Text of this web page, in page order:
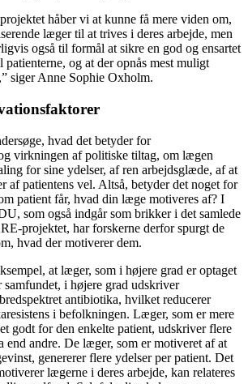
håber vi at kunne få mere viden om,
læger til at trives i deres arbejde, men
også til formål at sikre en god og ensartet
og at der opnås mest muligt
siger Anne Sophie Oxholm.
hvad det betyder for
virkningen af politiske tiltag, om lægen
for sine ydelser, af ren arbejdsglæde, af at
af patientens vel. Altså, betyder det noget for
patient får, hvad din læge motiveres af? I
som også indgår som brikker i det samlede
projektet, har forskerne derfor spurgt de
hvad der motiverer dem.
at læger, som i højere grad er optaget
samfundet, i højere grad udskriver
antibiotika, hvilket reducerer
i befolkningen. Læger, som er mere
godt for den enkelte patient, udskriver flere
end andre. De læger, som er motiveret af at
genererer flere ydelser per patient. Det
lægerne i deres arbejde, kan relateres